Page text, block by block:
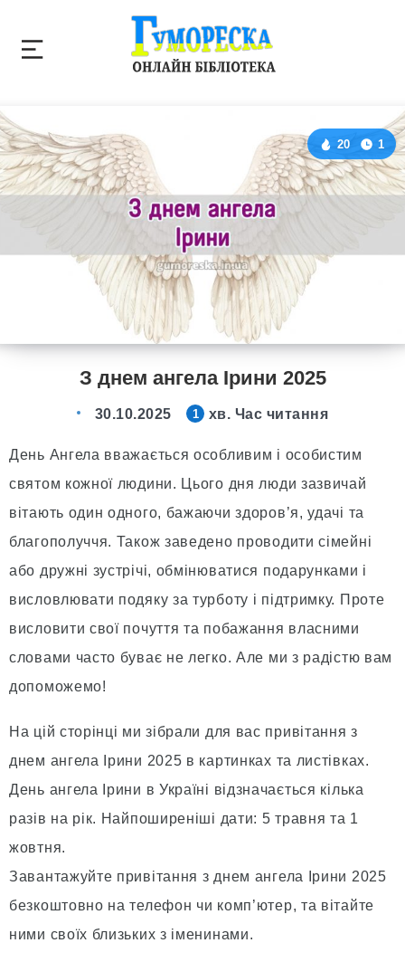
З днем ангела Ірини 2025
20 1
30.10.2025 1 хв. Час читання
День Ангела вважається особливим і особистим
святом кожної людини. Цього дня люди зазвичай
вітають один одного, бажаючи здоров’я, удачі та
благополуччя. Також заведено проводити сімейні
або дружні зустрічі, обмінюватися подарунками і
висловлювати подяку за турботу і підтримку. Проте
висловити свої почуття та побажання власними
словами часто буває не легко. Але ми з радістю вам
допоможемо!
На цій сторінці ми зібрали для вас привітання з
днем ангела Ірини 2025 в картинках та листівках.
День ангела Ірини в Україні відзначається кілька
разів на рік. Найпоширеніші дати: 5 травня та 1
жовтня.
Завантажуйте привітання з днем ангела Ірини 2025
безкоштовно на телефон чи комп’ютер, та вітайте
ними своїх близьких з іменинами.